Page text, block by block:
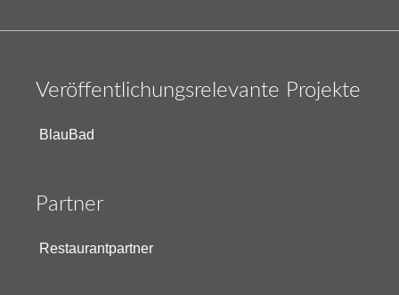
Veröffentlichungsrelevante Projekte
BlauBad
Partner
Restaurantpartner